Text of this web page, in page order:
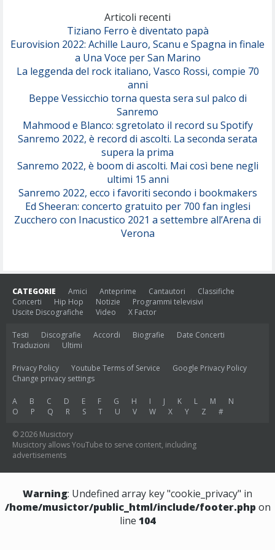
Serenamente
Articoli recenti
Tiziano Ferro è diventato papà
Eurovision 2022: Achille Lauro, Scanu e Spagna in finale
a Una Voce per San Marino
La leggenda del rock italiano, Vasco Rossi, compie 70
anni
Beppe Vessicchio torna questa sera sul palco di
Sanremo
Mahmood e Blanco: sgretolato il record su Spotify
Sanremo 2022, è record di ascolti. La seconda serata
supera la prima
Sanremo 2022, è boom di ascolti. Mai così bene negli
ultimi 15 anni
Sanremo 2022, ecco i favoriti secondo i bookmakers
Ed Sheeran: concerto gratuito per 700 fan inglesi
Zucchero con Inacustico 2021 a settembre all’Arena di
Verona
CATEGORIE Amici Anteprime Cantautori
Classifiche
Concerti
Hip Hop Notizie
Programmi televisivi
Uscite Discografiche
Video X Factor
Testi Discografie Accordi Biografie
Date Concerti
Traduzioni
Ultimi
Privacy Policy Youtube Terms of Service
Google Privacy Policy
Change privacy settings
A B C D E F G H I J K L M
N
O
P Q R S T U V W X Y Z #
© 2026 Musictory
Musictory allows YouTube to serve content, including
advertisements
Warning: Undefined array key "cookie_privacy" in
/home/musictor/public_html/include/footer.php on
line 104